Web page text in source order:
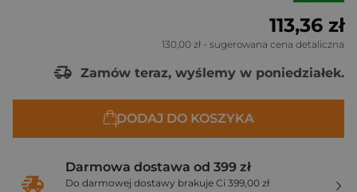
113,36 zł
130,00 zł - sugerowana cena detaliczna
Zamów teraz, wyślemy w poniedziałek.
DODAJ DO KOSZYKA
Darmowa dostawa od 399 zł
Do darmowej dostawy brakuje Ci 399,00 zł